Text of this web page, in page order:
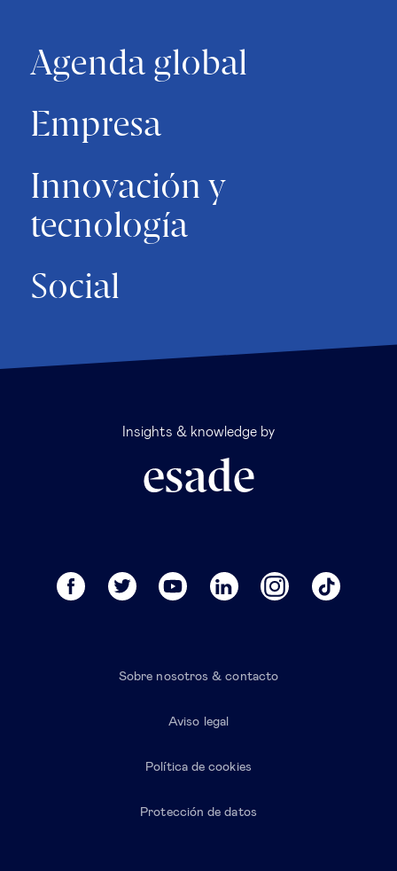
Agenda global
Empresa
Innovación y
tecnología
Social
Insights & knowledge by
Sobre nosotros & contacto
Aviso legal
Política de cookies
Protección de datos